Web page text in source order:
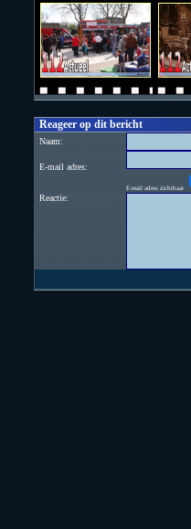
Reageer op dit bericht
Naam:
E-mail adres:
E-mail adres zichtbaar
Reactie: